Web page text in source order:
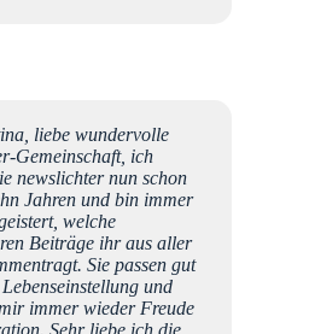
liebe wundervolle
Gemeinschaft, ich
newslichter nun schon
Jahren und bin immer
welche
Beiträge ihr aus aller
Sie passen gut
und
immer wieder Freude
Sehr liebe ich die